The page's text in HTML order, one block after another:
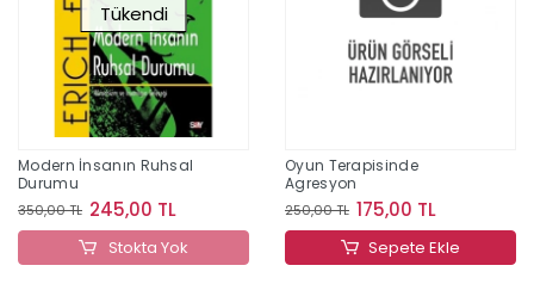
Tükendi
Modern İnsanın Ruhsal
Durumu
350,00 TL 245,00 TL
Stokta Yok
Oyun Terapisinde
Agresyon
250,00 TL 175,00 TL
Sepete Ekle